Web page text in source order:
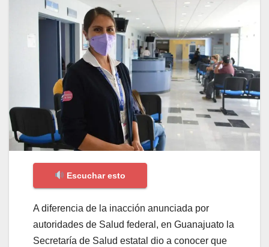
Escuchar esto
A diferencia de la inacción anunciada por
autoridades de Salud federal, en Guanajuato la
Secretaría de Salud estatal dio a conocer que